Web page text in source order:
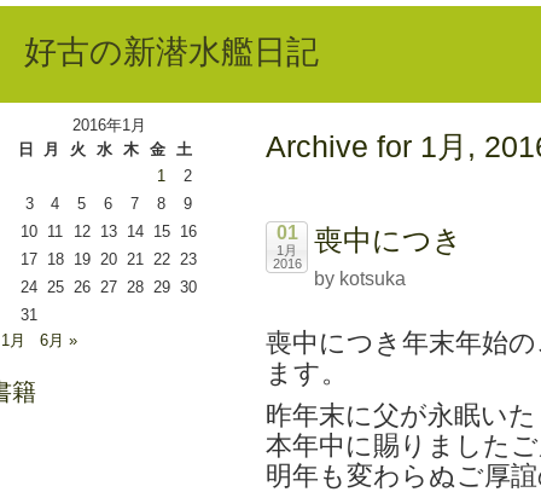
好古の新潜水艦日記
Archive for 1月,
01
1月
2016
喪中につき
by kotsuka
喪中につき年末年始
ます。
昨年末に父が永眠い
本年中に賜りました
明年も変わらぬご厚
2016年1月
日
月 火 水 木 金
土
1
2
3
4 5 6 7 8
9
10 11 12 13 14 15
16
17 18 19 20 21 22 23
24 25 26 27 28 29 30
31
月
6月 »
籍